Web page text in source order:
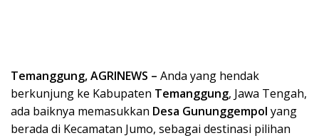
Temanggung, AGRINEWS – Anda yang hendak
berkunjung ke Kabupaten Temanggung, Jawa Tengah,
ada baiknya memasukkan Desa Gununggempol yang
berada di Kecamatan Jumo, sebagai destinasi pilihan